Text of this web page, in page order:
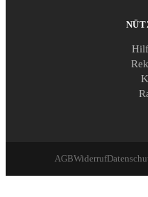
AGBWiderruf